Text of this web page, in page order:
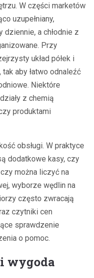
W części marketów
uzupełniany,
a chłodnie z
Przy
układ półek i
aby łatwo odnaleźć
Niektóre
z chemią
produktami
obsługi. W praktyce
dodatkowe kasy, czy
można liczyć na
wyborze wędlin na
często zwracają
czytniki cen
sprawdzenie
o pomoc.
wygoda